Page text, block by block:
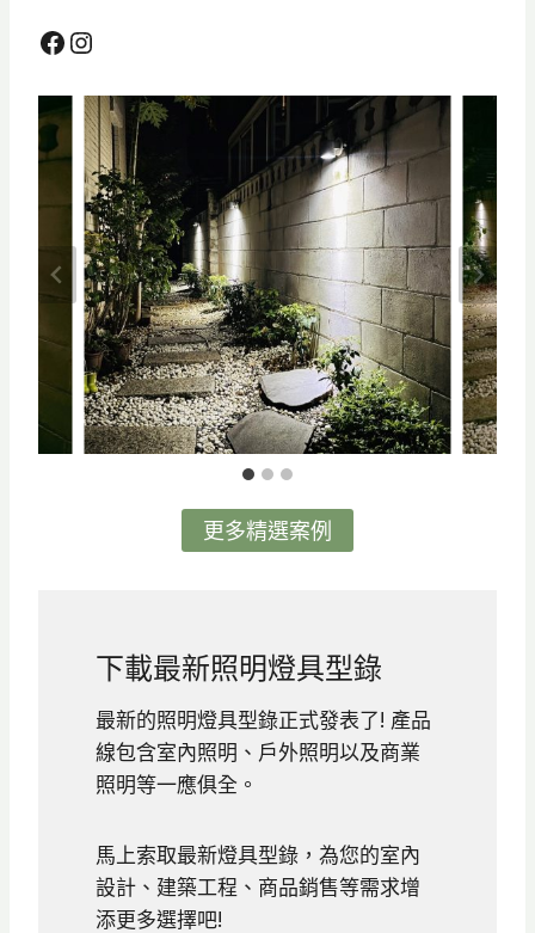
Facebook Instagram
更多精選案例
下載最新照明燈具型錄
最新的照明燈具型錄正式發表了! 產品
線包含室內照明、戶外照明以及商業
照明等一應俱全。
馬上索取最新燈具型錄，為您的室內
設計、建築工程、商品銷售等需求增
添更多選擇吧!